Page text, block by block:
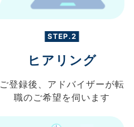
STEP.2
ヒアリング
ご登録後、 アドバイザーが転
職のご希望を伺います